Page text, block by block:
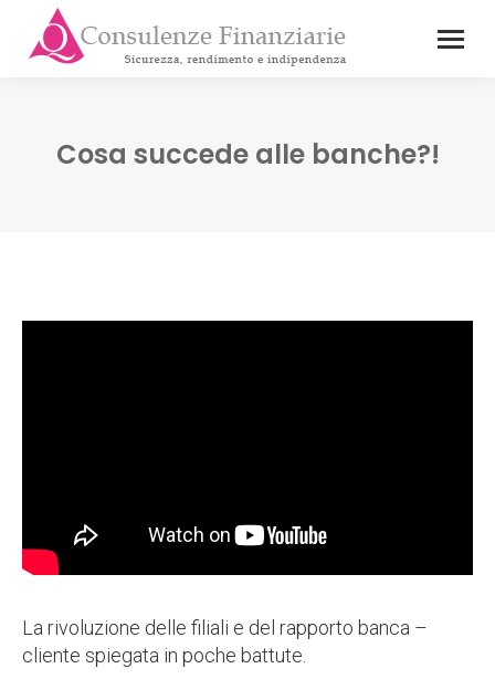
Cosa succede alle banche?!
La rivoluzione delle filiali e del rapporto banca –
cliente spiegata in poche battute.